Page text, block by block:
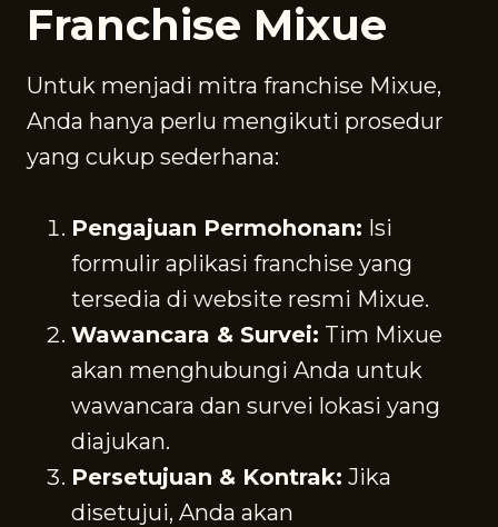
Franchise Mixue
Untuk menjadi mitra franchise Mixue,
Anda hanya perlu mengikuti prosedur
yang cukup sederhana:
Pengajuan Permohonan: Isi
formulir aplikasi franchise yang
tersedia di website resmi Mixue.
Wawancara & Survei: Tim Mixue
akan menghubungi Anda untuk
wawancara dan survei lokasi yang
diajukan.
Persetujuan & Kontrak: Jika
disetujui, Anda akan